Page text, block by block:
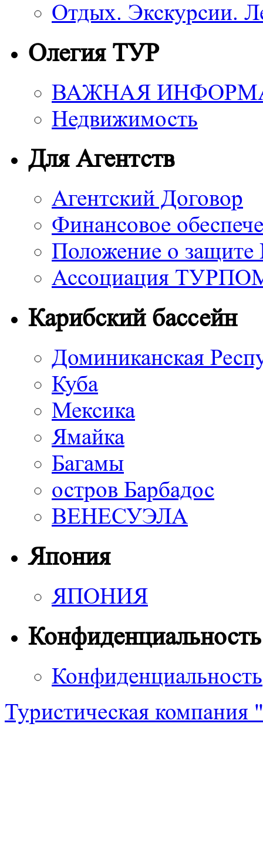
Отдых. Экскурсии.
Олегия ТУР
ВАЖНАЯ
Недвижимость
Для Агентств
Агентский Договор
Финансовое
Положение о
Ассоциация
Карибский бассейн
Доминиканская
Куба
Мексика
Ямайка
Багамы
остров Барбадос
ВЕНЕСУЭЛА
Япония
ЯПОНИЯ
Конфиденциальность
Конфиденциальность
Туристическая